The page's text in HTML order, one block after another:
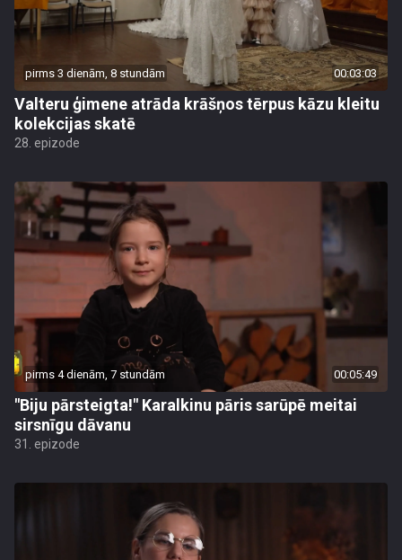
pirms 3 dienām, 8 stundām 00:03:03
Valteru ģimene atrāda krāšņos tērpus kāzu kleitu
kolekcijas skatē
28. epizode
pirms 4 dienām, 7 stundām 00:05:49
"Biju pārsteigta!" Karalkinu pāris sarūpē meitai
sirsnīgu dāvanu
31. epizode